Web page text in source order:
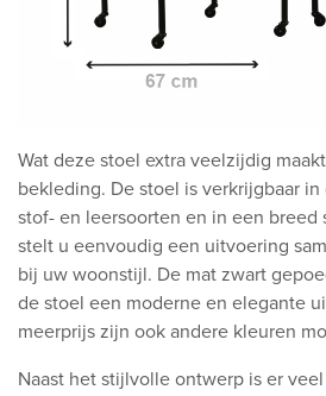
Wat deze stoel extra veelzijdig
bekleding. De stoel is verkrijgbaar
stof- en leersoorten en in een breed
stelt u eenvoudig een uitvoering
bij uw woonstijl. De mat zwart
de stoel een moderne en elegante
meerprijs zijn ook andere kleuren
Naast het stijlvolle ontwerp is er